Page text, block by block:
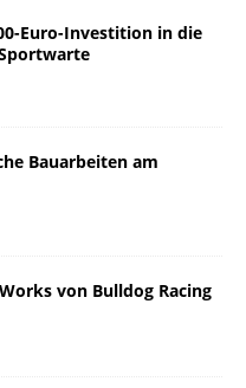
Euro-Investition in die
Bauarbeiten am
von Bulldog Racing